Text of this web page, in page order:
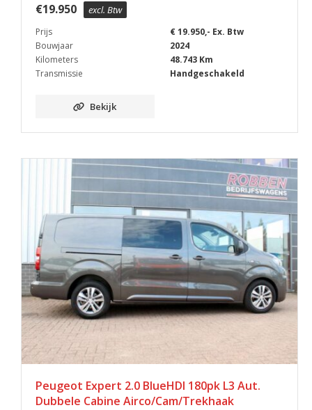
€19.950 excl. Btw
Prijs
€ 19.950,- Ex. Btw
Bouwjaar
2024
Kilometers
48.743 Km
Transmissie
Handgeschakeld
Bekijk
Peugeot Expert 2.0 BlueHDI 180pk L3 Aut.
Dubbele Cabine Airco/Cam/Trekhaak